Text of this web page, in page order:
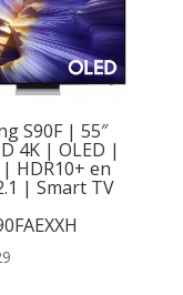
S90F | 55″
4K | OLED |
| HDR10+ en
| Smart TV